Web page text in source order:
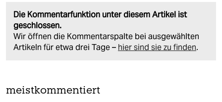
Die Kommentarfunktion unter diesem Artikel ist
geschlossen.
Wir öffnen die Kommentarspalte bei ausgewählten
Artikeln für etwa drei Tage – hier sind sie zu finden.
meistkommentiert